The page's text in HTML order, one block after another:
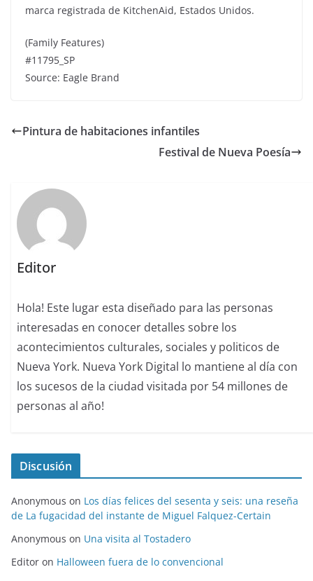
marca registrada de KitchenAid, Estados Unidos.
(Family Features)
#11795_SP
Source: Eagle Brand
Pintura de habitaciones infantiles
Festival de Nueva Poesía
Editor
Hola! Este lugar esta diseñado para las personas
interesadas en conocer detalles sobre los
acontecimientos culturales, sociales y politicos de
Nueva York. Nueva York Digital lo mantiene al día con
los sucesos de la ciudad visitada por 54 millones de
personas al año!
Discusión
Anonymous on Los días felices del sesenta y seis: una reseña
de La fugacidad del instante de Miguel Falquez-Certain
Anonymous on Una visita al Tostadero
Editor on Halloween fuera de lo convencional